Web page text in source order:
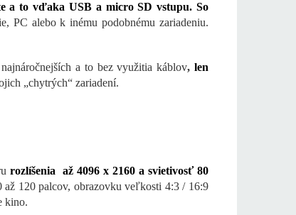
a to vďaka USB a micro SD vstupu. So
PC alebo k inému podobnému zariadeniu.
a to bez využitia káblov, len
„chytrých“ zariadení.
rozlíšenia až 4096 x 2160 a svietivosť 80
120 palcov, obrazovku veľkosti 4:3 / 16:9
kino.